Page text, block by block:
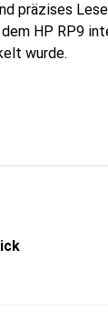
präzises
HP RP9
wurde.